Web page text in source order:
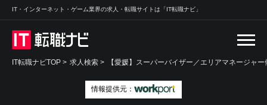
IT・インターネット・ゲーム業界の求人・転職サイトは「IT転職ナビ」
IT転職ナビTOP > 求人検索 > 【愛媛】スーパーバイザー／エリアマネージャ
情報提供元：